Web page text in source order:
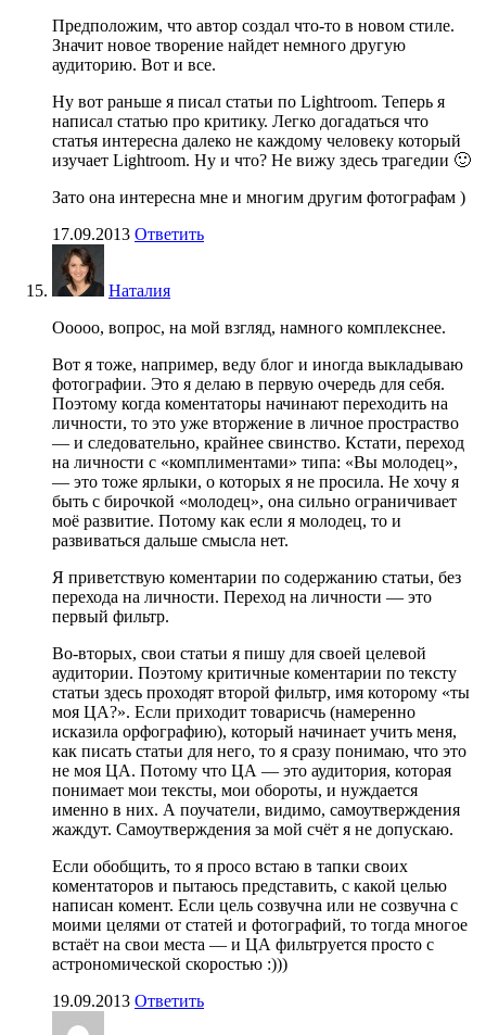
Предположим, что автор создал что-то в новом стиле.
Значит новое творение найдет немного другую
аудиторию. Вот и все.
Ну вот раньше я писал статьи по Lightroom. Теперь я
написал статью про критику. Легко догадаться что
статья интересна далеко не каждому человеку который
изучает Lightroom. Ну и что? Не вижу здесь трагедии 🙂
Зато она интересна мне и многим другим фотографам )
17.09.2013 Ответить
Наталия
Ооооо, вопрос, на мой взгляд, намного комплекснее.
Вот я тоже, например, веду блог и иногда выкладываю
фотографии. Это я делаю в первую очередь для себя.
Поэтому когда коментаторы начинают переходить на
личности, то это уже вторжение в личное простраство
— и следовательно, крайнее свинство. Кстати, переход
на личности с «комплиментами» типа: «Вы молодец»,
— это тоже ярлыки, о которых я не просила. Не хочу я
быть с бирочкой «молодец», она сильно ограничивает
моё развитие. Потому как если я молодец, то и
развиваться дальше смысла нет.
Я приветствую коментарии по содержанию статьи, без
перехода на личности. Переход на личности — это
первый фильтр.
Во-вторых, свои статьи я пишу для своей целевой
аудитории. Поэтому критичные коментарии по тексту
статьи здесь проходят второй фильтр, имя которому «ты
моя ЦА?». Если приходит товарисчь (намеренно
исказила орфографию), который начинает учить меня,
как писать статьи для него, то я сразу понимаю, что это
не моя ЦА. Потому что ЦА — это аудитория, которая
понимает мои тексты, мои обороты, и нуждается
именно в них. А поучатели, видимо, самоутверждения
жаждут. Самоутверждения за мой счёт я не допускаю.
Если обобщить, то я просо встаю в тапки своих
коментаторов и пытаюсь представить, с какой целью
написан комент. Если цель созвучна или не созвучна с
моими целями от статей и фотографий, то тогда многое
встаёт на свои места — и ЦА фильтруется просто с
астрономической скоростью :)))
19.09.2013 Ответить